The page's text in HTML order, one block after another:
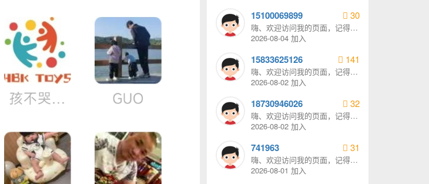
15100069899 30
嗨、欢迎访问我的页面，记得给
我发消息哦。
2026-08-04 加入
15833625126 141
嗨、欢迎访问我的页面，记得给
我发消息哦。
2026-08-02 加入
18730946026 32
嗨、欢迎访问我的页面，记得给
我发消息哦。
2026-08-02 加入
741963 31
嗨、欢迎访问我的页面，记得给
我发消息哦。
2026-08-01 加入